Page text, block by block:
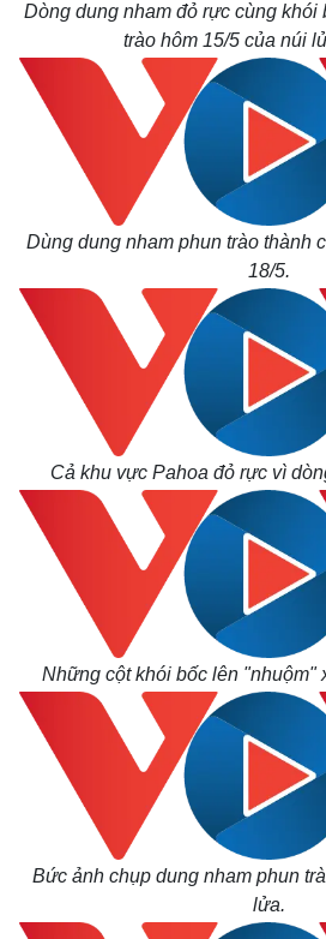
Thế giới
Cuộc sống đó đây
Hồ sơ
Ảnh
E-
Dòng dung nham đỏ rực cùng khói
trào hôm 15/5 của núi
Dùng dung nham phun trào thành
18/5.
Cả khu vực Pahoa đỏ rực vì
Những cột khói bốc lên "nhuộm"
Bức ảnh chụp dung nham phun
lửa.